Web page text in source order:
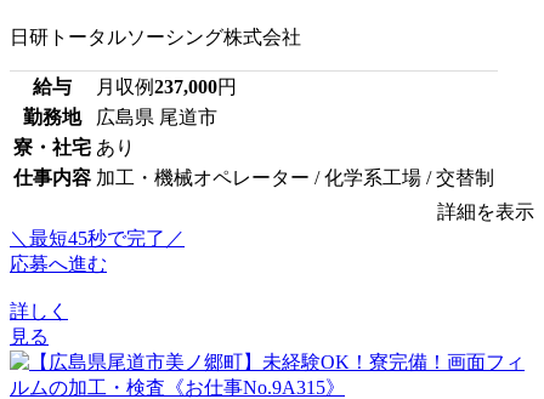
日研トータルソーシング株式会社
給与 月収例237,000円
勤務地
広島県 尾道市
寮・社宅 あり
仕事内容 加工・機械オペレーター / 化学系工場 / 交替制
詳細を表示
＼最短45秒で完了／
応募へ進む
詳しく
見る